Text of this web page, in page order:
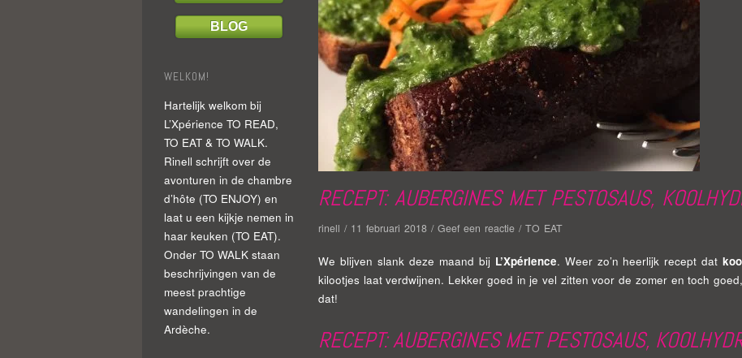
BLOG
WELKOM!
Hartelijk welkom bij
L’Xpérience TO READ,
TO EAT & TO WALK.
Rinell schrijft over de
avonturen in de chambre
d’hôte (TO ENJOY) en
laat u een kijkje nemen in
haar keuken (TO EAT).
Onder TO WALK staan
beschrijvingen van de
meest prachtige
wandelingen in de
Ardèche.
RECEPT: AUBERGINES MET PESTOSAUS,
rinell / 11 februari 2018 / Geef een reactie / TO EAT
We blijven slank deze maand bij L’Xpérience. Weer zo’n heerlijk recept dat
kilootjes laat verdwijnen. Lekker goed in je vel zitten voor de zomer en toch
dat!
RECEPT: AUBERGINES MET PESTOSAUS,